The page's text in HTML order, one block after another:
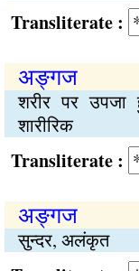
:
अङ्गज
शरीर पर
शारीरिक
:
अङ्गज
सुन्दर, अलंकृत